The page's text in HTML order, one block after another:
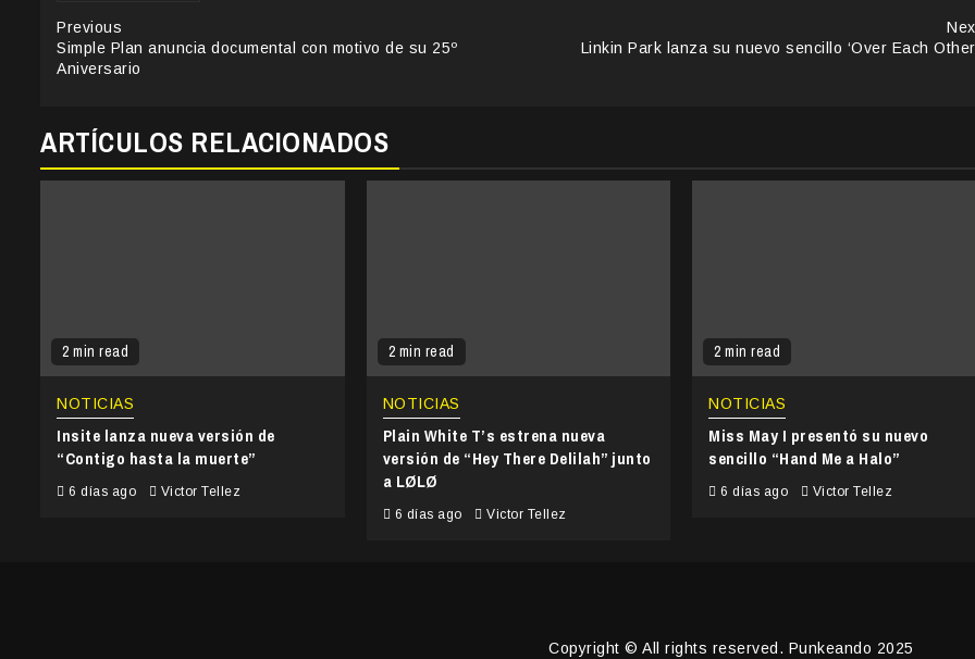
Continue
Reading
Previous
Simple Plan anuncia documental con motivo de su 25º
Aniversario
Linkin Park lanza su nuevo sencillo ‘Over Each
ARTÍCULOS RELACIONADOS
2 min read
NOTICIAS
Insite lanza nueva versión de
“Contigo hasta la muerte”
6 días ago Victor Tellez
2 min read
NOTICIAS
Plain White T’s estrena nueva
versión de “Hey There Delilah” junto
a LØLØ
6 días ago Victor Tellez
2 min read
NOTICIAS
Miss May I presentó su nuevo
sencillo “Hand Me a Halo”
6 días ago Victor Tellez
Copyright © All rights reserved. Punkeando 2025